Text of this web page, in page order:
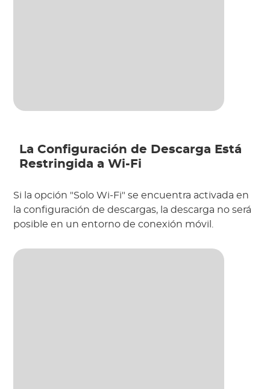
La Configuración de Descarga Está
Restringida a Wi-Fi
Si la opción "Solo Wi-Fi" se encuentra activada en
la configuración de descargas, la descarga no será
posible en un entorno de conexión móvil.